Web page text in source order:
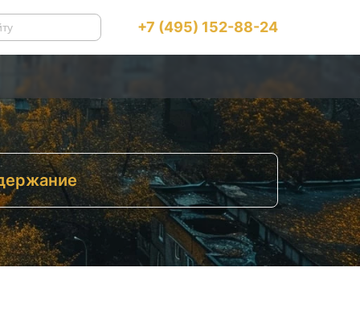
+7 (495) 152-88-24
проходит процедура
с архивами
представительства
в СНГ и странах бывшего СССР
подачи по странам